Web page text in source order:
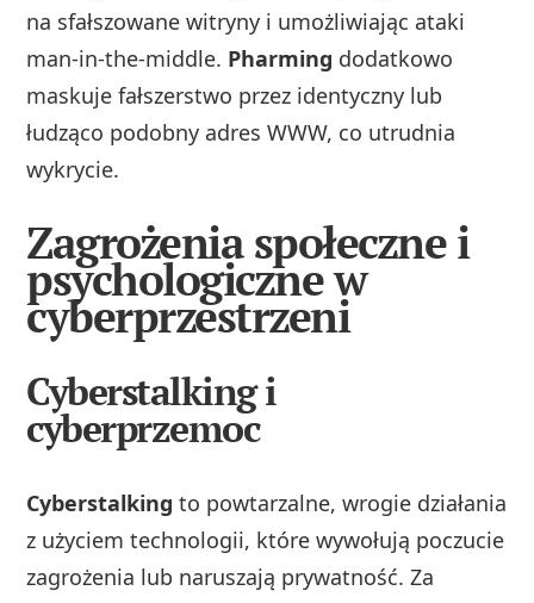
na sfałszowane witryny i umożliwiając ataki
man‑in‑the‑middle. Pharming dodatkowo
maskuje fałszerstwo przez identyczny lub
łudząco podobny adres WWW, co utrudnia
wykrycie.
Zagrożenia społeczne i
psychologiczne w
cyberprzestrzeni
Cyberstalking i
cyberprzemoc
Cyberstalking to powtarzalne, wrogie działania
z użyciem technologii, które wywołują poczucie
zagrożenia lub naruszają prywatność. Za